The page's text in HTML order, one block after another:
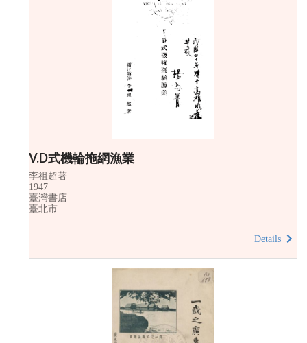
V.D式機輪拖網漁業
李祖超著
1947
臺灣書店
臺北市
Details